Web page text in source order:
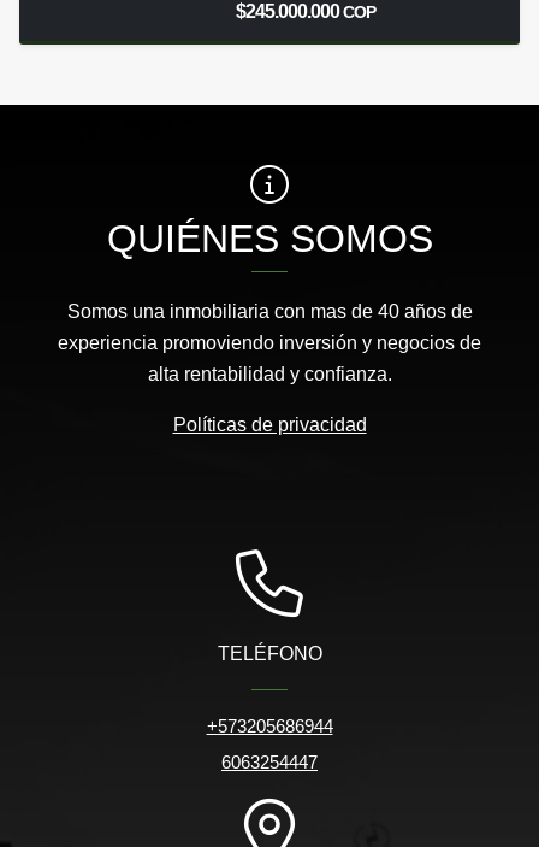
$245.000.000COP
QUIÉNES SOMOS
Somos una inmobiliaria con mas de 40 años de
experiencia promoviendo inversión y negocios de
alta rentabilidad y confianza.
Políticas de privacidad
TELÉFONO
+573205686944
6063254447